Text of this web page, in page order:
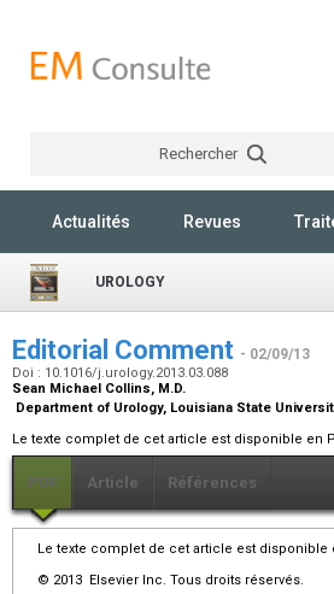
Rechercher
Actualités Revues
UROLOGY
Editorial Comment - 02/09/13
Doi : 10.1016/j.urology.2013.03.088
Sean Michael Collins, M.D.
Department of Urology, Louisiana State
Le texte complet de cet article est disponible en
PDF Article Références
Le texte complet de cet article est disponible
© 2013 Elsevier Inc. Tous droits réservés.